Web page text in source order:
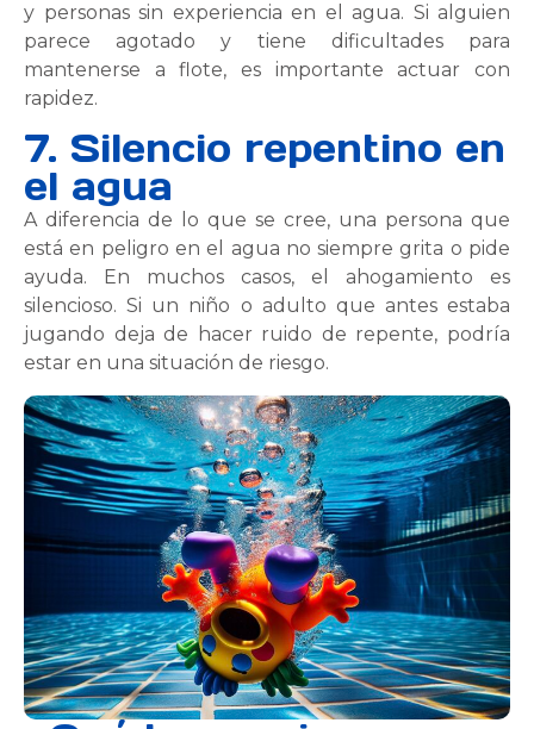
y personas sin experiencia en el agua. Si alguien
parece agotado y tiene dificultades para
mantenerse a flote, es importante actuar con
rapidez.
7. Silencio repentino en
el agua
A diferencia de lo que se cree, una persona que
está en peligro en el agua no siempre grita o pide
ayuda. En muchos casos, el ahogamiento es
silencioso. Si un niño o adulto que antes estaba
jugando deja de hacer ruido de repente, podría
estar en una situación de riesgo.